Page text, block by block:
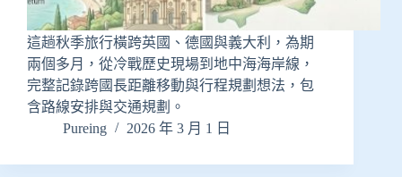
這趟秋季旅行橫跨英國、德國與義大利，為期
兩個多月，從冷戰歷史現場到地中海海岸線，
完整記錄跨國長距離移動與行程規劃想法，包
含路線安排與交通規劃。
Pureing
2026 年 3 月 1 日